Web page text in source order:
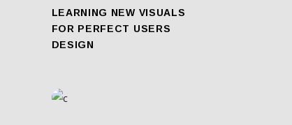
LEARNING NEW VISUALS
FOR PERFECT USERS
DESIGN